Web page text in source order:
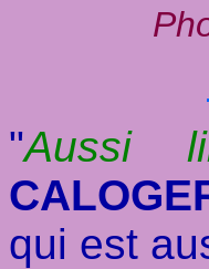
"Aussi
qui est